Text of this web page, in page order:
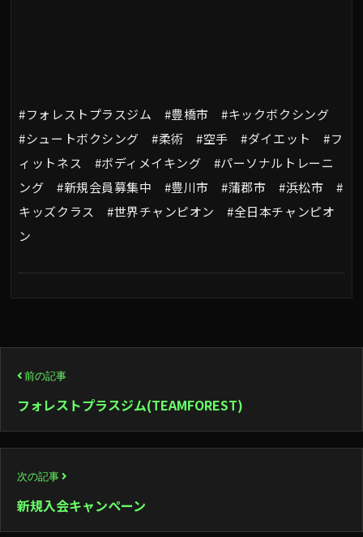
#フォレストプラスジム #豊橋市 #キックボクシング
#シュートボクシング #柔術 #空手 #ダイエット #フ
ィットネス #ボディメイキング #パーソナルトレーニ
ング #新規会員募集中 #豊川市 #蒲郡市 #浜松市 #
キッズクラス #世界チャンピオン #全日本チャンピオ
ン
稿
ナ
ビ
ゲ
ー
前の記事
フォレストプラスジム(TEAMFOREST)
次の記事
新規入会キャンペーン